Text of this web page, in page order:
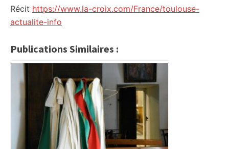
Récit https://www.la-croix.com/France/toulouse-
actualite-info
Publications Similaires :